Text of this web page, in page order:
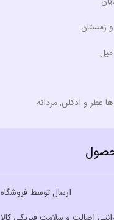
و زمستان
عطر و ادکلن,مردانه
ارسال توسط فروشگاه